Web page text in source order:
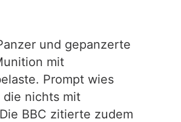
und gepanzerte
mit
Prompt wies
die nichts mit
BBC zitierte zudem